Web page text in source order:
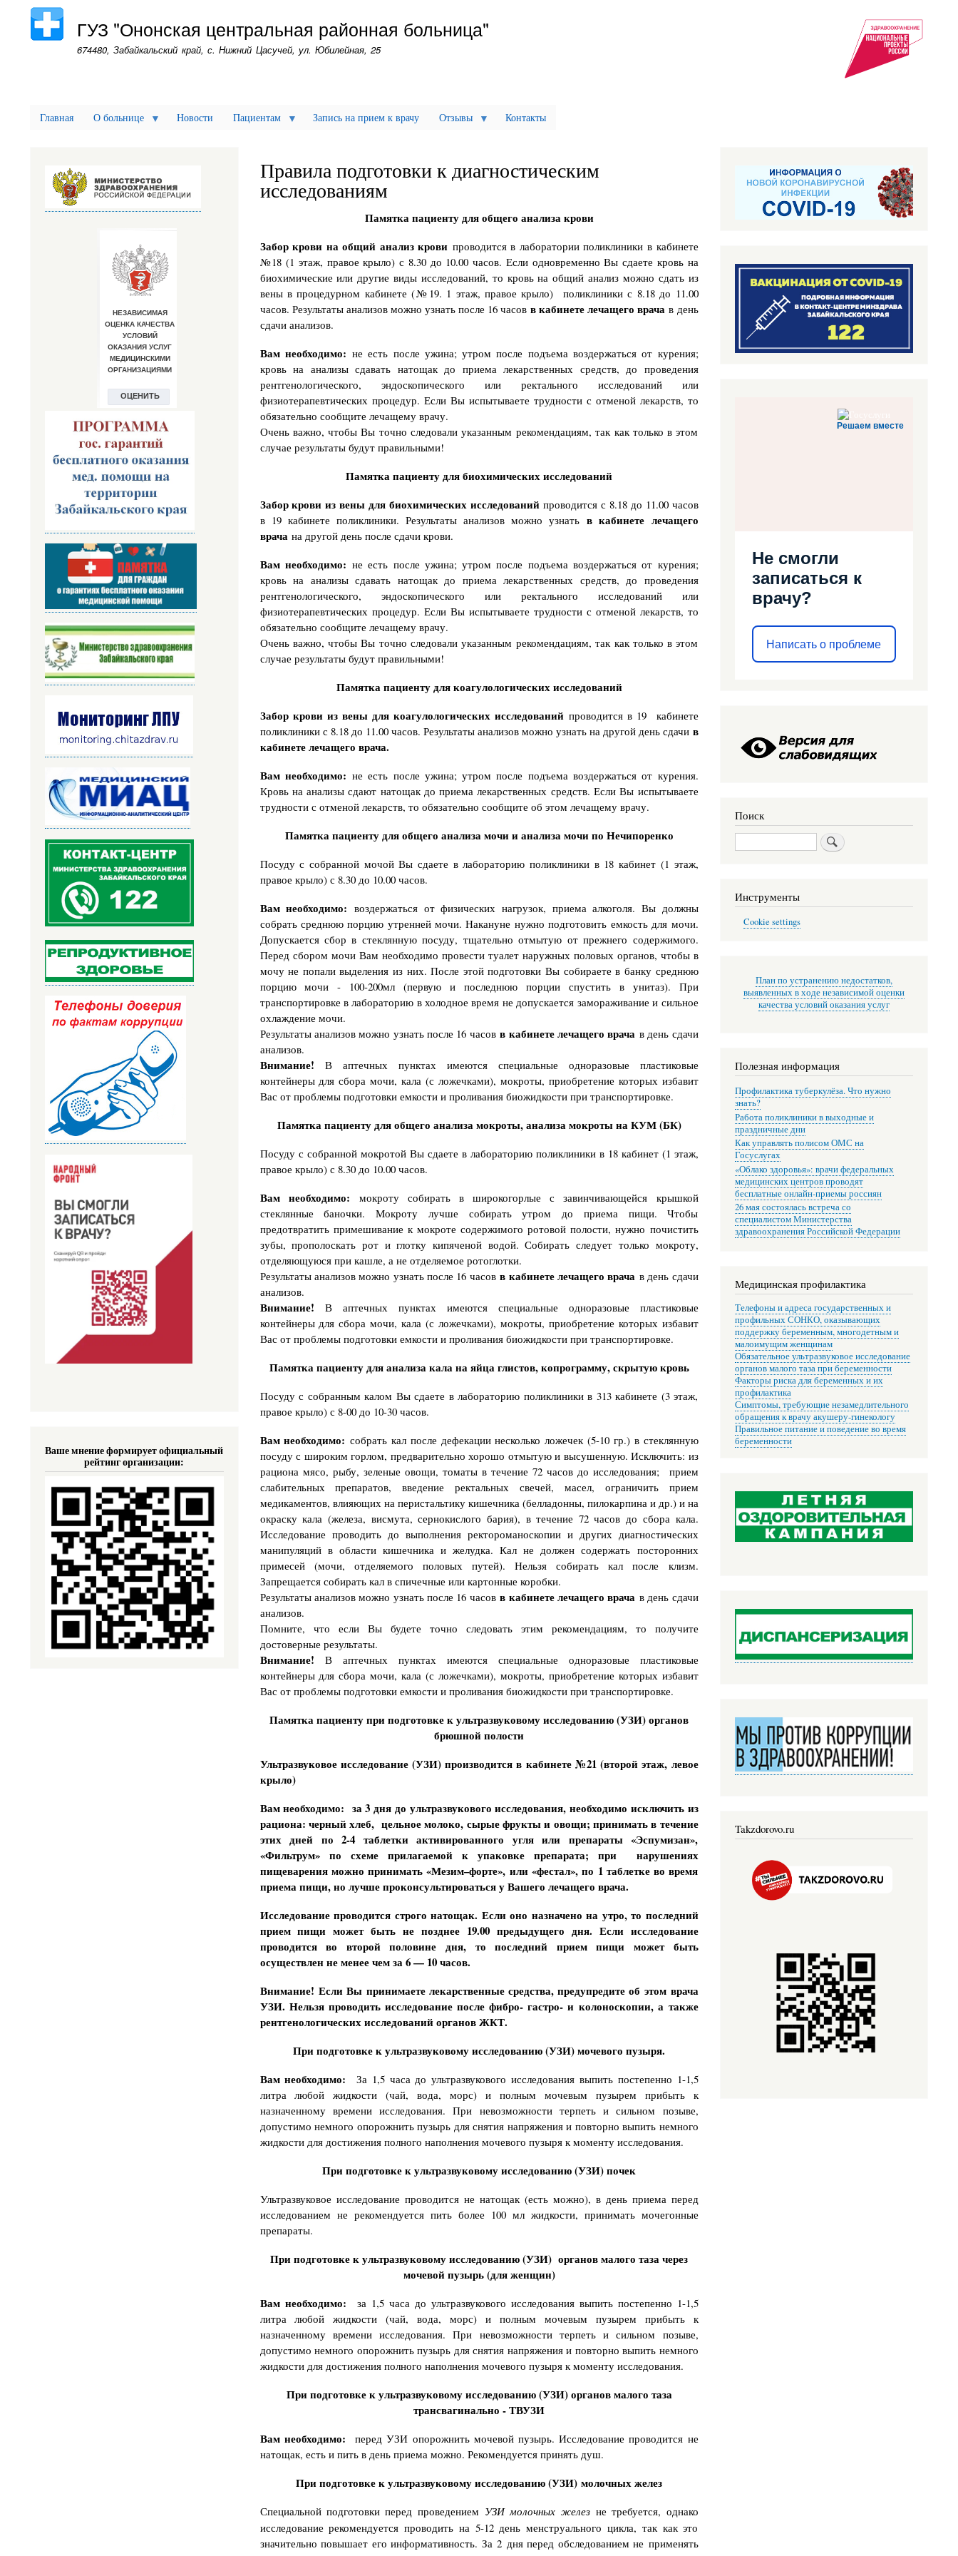
к
основному
ГУЗ "Ононская центральная районная больница"
674480, Забайкальский край, с. Нижний Цасучей, ул. Юбилейная, 25
Главная О больнице Новости Пациентам Запись на прием к врачу Отзывы Контакты
Правила подготовки к диагностическим
исследованиям
Памятка пациенту для общего анализа крови
Забор крови на общий анализ крови проводится в лаборатории поликлиники в кабинете
№18 (1 этаж, правое крыло) с 8.30 до 10.00 часов. Если одновременно Вы сдаете кровь на
биохимические или другие виды исследований, то кровь на общий анализ можно сдать из
вены в процедурном кабинете (№19. 1 этаж, правое крыло) поликлиники с 8.18 до 11.00
часов. Результаты анализов можно узнать после 16 часов в кабинете лечащего врача в день
сдачи анализов.
Вам необходимо: не есть после ужина; утром после подъема воздержаться от курения;
кровь на анализы сдавать натощак до приема лекарственных средств, до проведения
рентгенологического, эндоскопического или ректального исследований или
физиотерапевтических процедур. Если Вы испытываете трудности с отменой лекарств, то
обязательно сообщите лечащему врачу.
Очень важно, чтобы Вы точно следовали указанным рекомендациям, так как только в этом
случае результаты будут правильными!
Памятка пациенту для биохимических исследований
Забор крови из вены для биохимических исследований проводится с 8.18 до 11.00 часов
в 19 кабинете поликлиники. Результаты анализов можно узнать в кабинете лечащего
врача на другой день после сдачи крови.
Вам необходимо: не есть после ужина; утром после подъема воздержаться от курения;
кровь на анализы сдавать натощак до приема лекарственных средств, до проведения
рентгенологического, эндоскопического или ректального исследований или
физиотерапевтических процедур. Если Вы испытываете трудности с отменой лекарств, то
обязательно сообщите лечащему врачу.
Очень важно, чтобы Вы точно следовали указанным рекомендациям, так как только в этом
случае результаты будут правильными!
Памятка пациенту для коагулологических исследований
Забор крови из вены для коагулологических исследований проводится в 19 кабинете
поликлиники с 8.18 до 11.00 часов. Результаты анализов можно узнать на другой день сдачи в
кабинете лечащего врача.
Вам необходимо: не есть после ужина; утром после подъема воздержаться от курения.
Кровь на анализы сдают натощак до приема лекарственных средств. Если Вы испытываете
трудности с отменой лекарств, то обязательно сообщите об этом лечащему врачу.
Памятка пациенту для общего анализа мочи и анализа мочи по Нечипоренко
Посуду с собранной мочой Вы сдаете в лабораторию поликлиники в 18 кабинет (1 этаж,
правое крыло) с 8.30 до 10.00 часов.
Вам необходимо: воздержаться от физических нагрузок, приема алкоголя. Вы должны
собрать среднюю порцию утренней мочи. Накануне нужно подготовить емкость для мочи.
Допускается сбор в стеклянную посуду, тщательно отмытую от прежнего содержимого.
Перед сбором мочи Вам необходимо провести туалет наружных половых органов, чтобы в
мочу не попали выделения из них. После этой подготовки Вы собираете в банку среднюю
порцию мочи - 100-200мл (первую и последнюю порции спустить в унитаз). При
транспортировке в лабораторию в холодное время не допускается замораживание и сильное
охлаждение мочи.
Результаты анализов можно узнать после 16 часов в кабинете лечащего врача в день сдачи
анализов.
Внимание! В аптечных пунктах имеются специальные одноразовые пластиковые
контейнеры для сбора мочи, кала (с ложечками), мокроты, приобретение которых избавит
Вас от проблемы подготовки емкости и проливания биожидкости при транспортировке.
Памятка пациенту для общего анализа мокроты, анализа мокроты на КУМ (БК)
Посуду с собранной мокротой Вы сдаете в лабораторию поликлиники в 18 кабинет (1 этаж,
правое крыло) с 8.30 до 10.00 часов.
Вам необходимо:
мокроту собирать в широкогорлые с завинчивающейся крышкой
стеклянные баночки. Мокроту лучше собирать утром до приема пищи. Чтобы
предотвратить примешивание к мокроте содержимого ротовой полости, нужно почистить
зубы, прополоскать рот и глотку кипяченой водой. Собирать следует только мокроту,
отделяющуюся при кашле, а не отделяемое ротоглотки.
Результаты анализов можно узнать после 16 часов в кабинете лечащего врача в день сдачи
анализов.
Внимание! В аптечных пунктах имеются специальные одноразовые пластиковые
контейнеры для сбора мочи, кала (с ложечками), мокроты, приобретение которых избавит
Вас от проблемы подготовки емкости и проливания биожидкости при транспортировке.
Памятка пациенту для анализа кала на яйца глистов, копрограмму, скрытую кровь
Посуду с собранным калом Вы сдаете в лабораторию поликлиники в 313 кабинете (3 этаж,
правое крыло) с 8-00 до 10-30 часов.
Вам необходимо: собрать кал после дефекации несколько ложечек (5-10 гр.) в стеклянную
посуду с широким горлом, предварительно хорошо отмытую и высушенную. Исключить: из
рациона мясо, рыбу, зеленые овощи, томаты в течение 72 часов до исследования; прием
слабительных препаратов, введение ректальных свечей, масел, ограничить прием
медикаментов, влияющих на перистальтику кишечника (белладонны, пилокарпина и др.) и на
окраску кала (железа, висмута, сернокислого бария), в течение 72 часов до сбора кала.
Исследование проводить до выполнения ректороманоскопии и других диагностических
манипуляций в области кишечника и желудка. Кал не должен содержать посторонних
примесей (мочи, отделяемого половых путей). Нельзя собирать кал после клизм.
Запрещается собирать кал в спичечные или картонные коробки.
Результаты анализов можно узнать после 16 часов в кабинете лечащего врача в день сдачи
анализов.
Помните, что если Вы будете точно следовать этим рекомендациям, то получите
достоверные результаты.
Внимание! В аптечных пунктах имеются специальные одноразовые пластиковые
контейнеры для сбора мочи, кала (с ложечками), мокроты, приобретение которых избавит
Вас от проблемы подготовки емкости и проливания биожидкости при транспортировке.
Памятка пациенту при подготовке к ультразвуковому исследованию (УЗИ) органов
брюшной полости
Ультразвуковое исследование (УЗИ)производится в кабинете №21 (второй этаж, левое
крыло)
Вам необходимо: за 3 дня до ультразвукового исследования, необходимо исключить из
рациона: черный хлеб, цельное молоко, сырые фрукты и овощи; принимать в течение
этих дней по 2-4 таблетки активированного угля или препараты «Эспумизан»,
«Фильтрум» по схеме прилагаемой к упаковке препарата;
при нарушениях
пищеварения можно принимать «Мезим–форте», или «фестал», по 1 таблетке во время
приема пищи, но лучше проконсультироваться у Вашего лечащего врача.
Исследование проводится строго натощак. Если оно назначено на утро, то последний
прием пищи может быть не позднее 19.00 предыдущего дня. Если исследование
проводится во второй половине дня, то последний прием пищи может быть
осуществлен не менее чем за 6 — 10 часов.
Внимание! Если Вы принимаете лекарственные средства, предупредите об этом врача
УЗИ. Нельзя проводить исследование после фибро- гастро- и колоноскопии, а также
рентгенологических исследований органов ЖКТ.
При подготовке к ультразвуковому исследованию (УЗИ) мочевого пузыря.
Вам необходимо:
За 1,5 часа до ультразвукового исследования выпить постепенно 1-1,5
литра любой жидкости (чай, вода, морс) и полным мочевым пузырем прибыть к
назначенному времени исследования. При невозможности терпеть и сильном позыве,
допустимо немного опорожнить пузырь для снятия напряжения и повторно выпить немного
жидкости для достижения полного наполнения мочевого пузыря к моменту исследования.
При подготовке к ультразвуковому исследованию (УЗИ) почек
Ультразвуковое исследование проводится не натощак (есть можно), в день приема перед
исследованием не рекомендуется пить более 100 мл жидкости, принимать мочегонные
препараты.
При подготовке к ультразвуковому исследованию (УЗИ) органов малого таза через
мочевой пузырь (для женщин)
Вам необходимо:
за 1,5 часа до ультразвукового исследования выпить постепенно 1-1,5
литра любой жидкости (чай, вода, морс) и полным мочевым пузырем прибыть к
назначенному времени исследования. При невозможности терпеть и сильном позыве,
допустимо немного опорожнить пузырь для снятия напряжения и повторно выпить немного
жидкости для достижения полного наполнения мочевого пузыря к моменту исследования.
При подготовке к ультразвуковому исследованию (УЗИ) органов малого таза
трансвагинально - ТВУЗИ
Вам необходимо:
перед УЗИ опорожнить мочевой пузырь. Исследование проводится не
натощак, есть и пить в день приема можно. Рекомендуется принять душ.
При подготовке к ультразвуковому исследованию (УЗИ) молочных желез
Специальной подготовки перед проведением УЗИ молочных желез не требуется, однако
исследование рекомендуется проводить на 5-12 день менструального цикла, так как это
значительно повышает его информативность. За 2 дня перед обследованием не применять
Ваше мнение формирует официальный
рейтинг организации:
Решаем вместе
Не смогли
записаться к
врачу?
Написать о проблеме
Поиск
Поиск
Инструменты
Cookie settings
План по устранению недостатков,
выявленных в ходе независимой оценки
качества условий оказания услуг
Полезная информация
Профилактика туберкулёза. Что нужно
знать?
Работа поликлиники в выходные и
праздничные дни
Как управлять полисом ОМС на
Госуслугах
«Облако здоровья»: врачи федеральных
медицинских центров проводят
бесплатные онлайн-приемы россиян
26 мая состоялась встреча со
специалистом Министерства
здравоохранения Российской Федерации
Медицинская профилактика
Телефоны и адреса государственных и
профильных СОНКО, оказывающих
поддержку беременным, многодетным и
малоимущим женщинам
Обязательное ультразвуковое исследование
органов малого таза при беременности
Факторы риска для беременных и их
профилактика
Симптомы, требующие незамедлительного
обращения к врачу акушеру-гинекологу
Правильное питание и поведение во время
беременности
Takzdorovo.ru